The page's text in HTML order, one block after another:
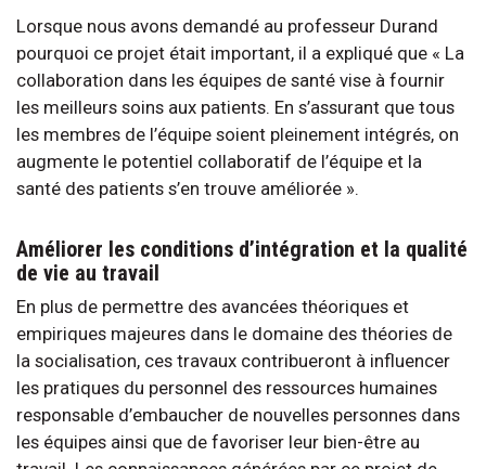
Lorsque nous avons demandé au professeur Durand
pourquoi ce projet était important, il a expliqué que « La
collaboration dans les équipes de santé vise à fournir
les meilleurs soins aux patients. En s’assurant que tous
les membres de l’équipe soient pleinement intégrés, on
augmente le potentiel collaboratif de l’équipe et la
santé des patients s’en trouve améliorée ».
Améliorer les conditions d’intégration et la qualité
de vie au travail
En plus de permettre des avancées théoriques et
empiriques majeures dans le domaine des théories de
la socialisation, ces travaux contribueront à influencer
les pratiques du personnel des ressources humaines
responsable d’embaucher de nouvelles personnes dans
les équipes ainsi que de favoriser leur bien-être au